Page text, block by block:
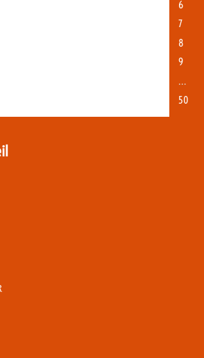
6
7
8
9
…
50